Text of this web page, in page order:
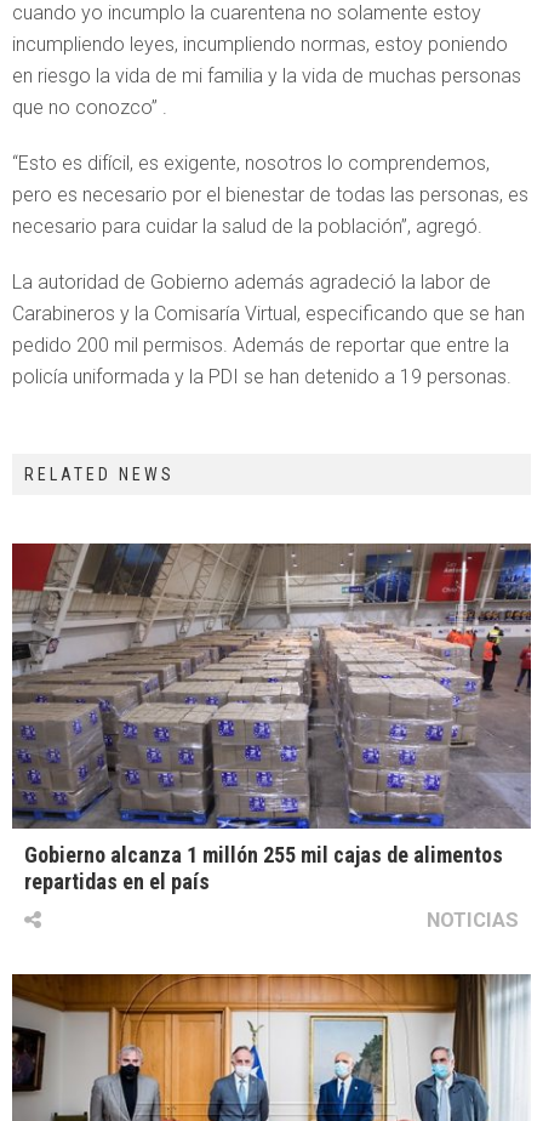
cuando yo incumplo la cuarentena no solamente estoy
incumpliendo leyes, incumpliendo normas, estoy poniendo
en riesgo la vida de mi familia y la vida de muchas personas
que no conozco” .
“Esto es difícil, es exigente, nosotros lo comprendemos,
pero es necesario por el bienestar de todas las personas, es
necesario para cuidar la salud de la población”, agregó.
La autoridad de Gobierno además agradeció la labor de
Carabineros y la Comisaría Virtual, especificando que se han
pedido 200 mil permisos. Además de reportar que entre la
policía uniformada y la PDI se han detenido a 19 personas.
RELATED NEWS
Gobierno alcanza 1 millón 255 mil cajas de alimentos
repartidas en el país
NOTICIAS